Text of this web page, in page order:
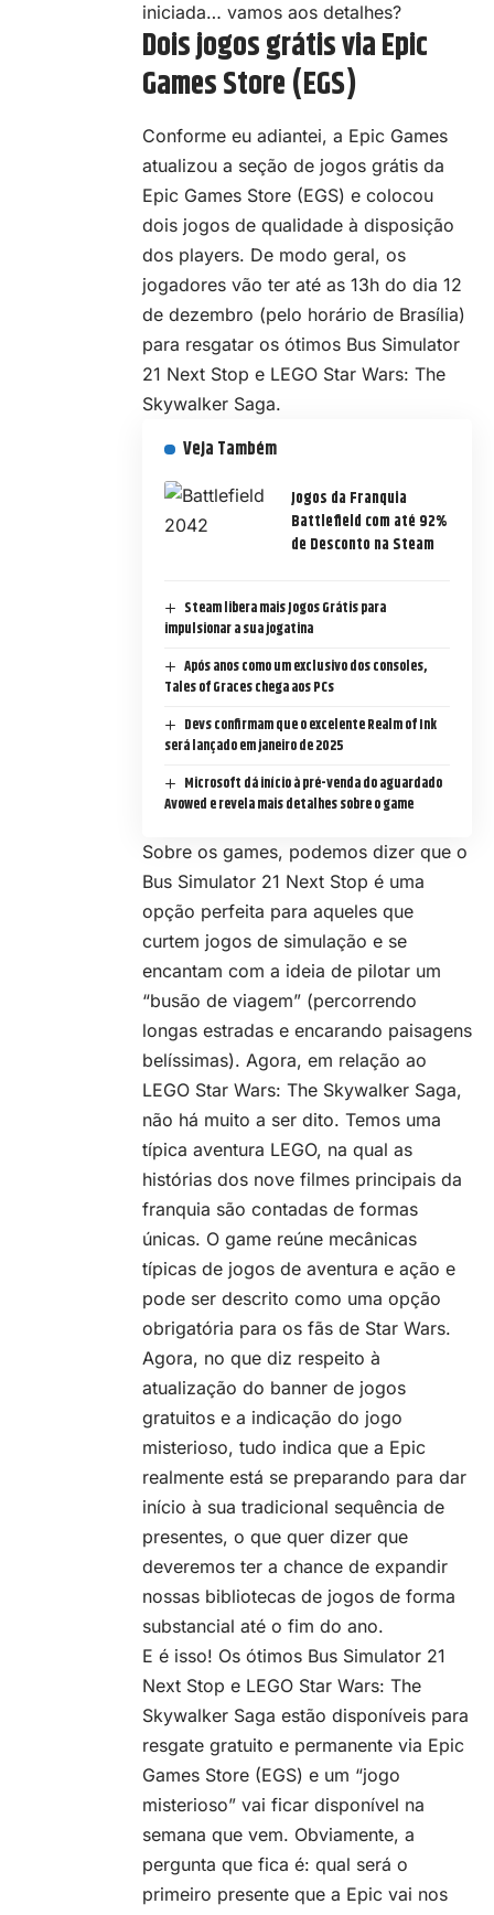
iniciada… vamos aos detalhes?
Dois jogos grátis via Epic
Games Store (EGS)
Conforme eu adiantei, a Epic Games
atualizou a seção de jogos grátis da
Epic Games Store (EGS) e colocou
dois jogos de qualidade à disposição
dos players. De modo geral, os
jogadores vão ter até as 13h do dia 12
de dezembro (pelo horário de Brasília)
para resgatar os ótimos Bus Simulator
21 Next Stop e LEGO Star Wars: The
Skywalker Saga.
Veja Também
Jogos da Franquia
Battlefield com até 92%
de Desconto na Steam
Steam libera mais Jogos Grátis para
impulsionar a sua jogatina
Após anos como um exclusivo dos consoles,
Tales of Graces chega aos PCs
Devs confirmam que o excelente Realm of Ink
será lançado em janeiro de 2025
Microsoft dá início à pré-venda do aguardado
Avowed e revela mais detalhes sobre o game
Sobre os games, podemos dizer que o
Bus Simulator 21 Next Stop é uma
opção perfeita para aqueles que
curtem jogos de simulação e se
encantam com a ideia de pilotar um
“busão de viagem” (percorrendo
longas estradas e encarando paisagens
belíssimas). Agora, em relação ao
LEGO Star Wars: The Skywalker Saga,
não há muito a ser dito. Temos uma
típica aventura LEGO, na qual as
histórias dos nove filmes principais da
franquia são contadas de formas
únicas. O game reúne mecânicas
típicas de jogos de aventura e ação e
pode ser descrito como uma opção
obrigatória para os fãs de Star Wars.
Agora, no que diz respeito à
atualização do banner de jogos
gratuitos e a indicação do jogo
misterioso, tudo indica que a Epic
realmente está se preparando para dar
início à sua tradicional sequência de
presentes, o que quer dizer que
deveremos ter a chance de expandir
nossas bibliotecas de jogos de forma
substancial até o fim do ano.
E é isso! Os ótimos Bus Simulator 21
Next Stop e LEGO Star Wars: The
Skywalker Saga estão disponíveis para
resgate gratuito e permanente via Epic
Games Store (EGS) e um “jogo
misterioso” vai ficar disponível na
semana que vem. Obviamente, a
pergunta que fica é: qual será o
primeiro presente que a Epic vai nos